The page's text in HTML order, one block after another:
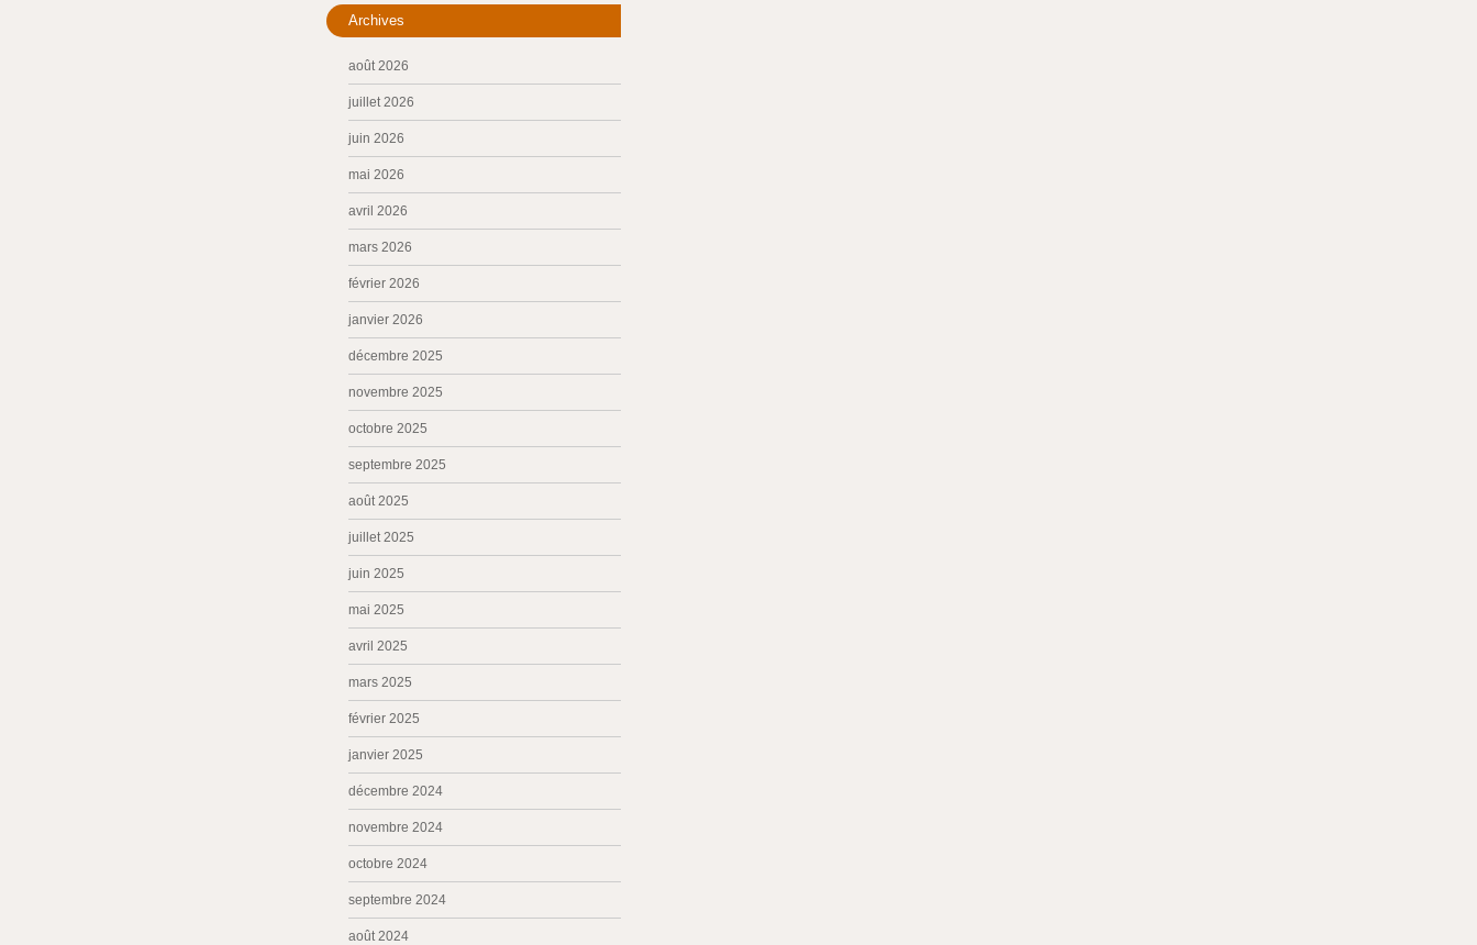
Archives
août 2026
juillet 2026
juin 2026
mai 2026
avril 2026
mars 2026
février 2026
janvier 2026
décembre 2025
novembre 2025
octobre 2025
septembre 2025
août 2025
juillet 2025
juin 2025
mai 2025
avril 2025
mars 2025
février 2025
janvier 2025
décembre 2024
novembre 2024
octobre 2024
septembre 2024
août 2024